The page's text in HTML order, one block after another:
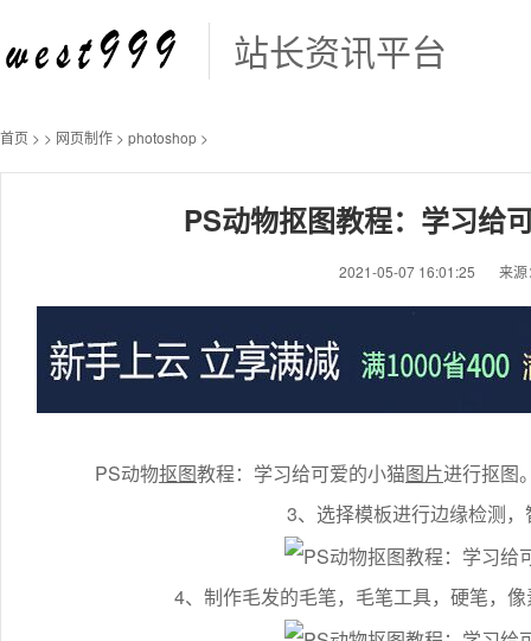
站长资讯平台
首页 > > 网页制作 > photoshop >
PS动物抠图教程：学习给
2021-05-07 16:01:25 来源
PS动物抠图教程：学习给可爱的小猫图片进行抠图
3、选择模板进行边缘检测
4、制作毛发的毛笔，毛笔工具，硬笔，